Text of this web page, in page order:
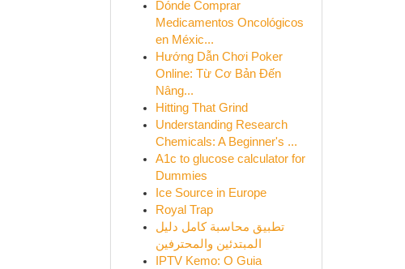
Dónde Comprar
Medicamentos Oncológicos
en Méxic...
Hướng Dẫn Chơi Poker
Online: Từ Cơ Bản Đến
Nâng...
Hitting That Grind
Understanding Research
Chemicals: A Beginner's ...
A1c to glucose calculator for
Dummies
Ice Source in Europe
Royal Trap
تطبيق محاسبة كامل دليل
المبتدئين والمحترفين
IPTV Kemo: O Guia